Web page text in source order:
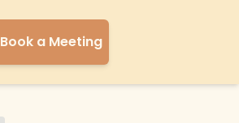
Book a Meeting